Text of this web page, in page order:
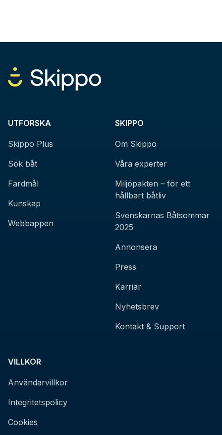
UTFORSKA
Skippo Plus
Sök båt
Färdmål
Kunskap
Webbappen
SKIPPO
Om Skippo
Våra experter
Miljöpakten – för ett
hållbart båtliv
Svenskarnas Båtsommar
2025
Annonsera
Press
Karriär
Nyhetsbrev
Kontakt & Support
VILLKOR
Användarvillkor
Integritetspolicy
Cookies